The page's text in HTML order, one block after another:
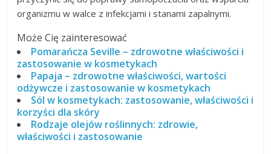
organizmu w walce z infekcjami i stanami zapalnymi.
Może Cię zainteresować
Pomarańcza Seville – zdrowotne właściwości i
zastosowanie w kosmetykach
Papaja – zdrowotne właściwości, wartości
odżywcze i zastosowanie w kosmetykach
Sól w kosmetykach: zastosowanie, właściwości i
korzyści dla skóry
Rodzaje olejów roślinnych: zdrowie,
właściwości i zastosowanie